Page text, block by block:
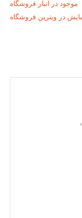
موجود در انبار فروشگاه
در ویترین فروشگاه